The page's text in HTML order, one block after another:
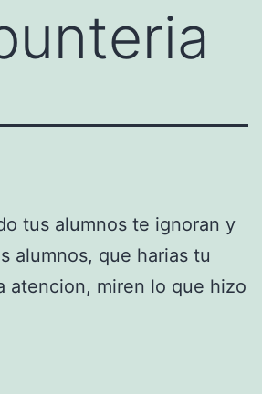
tus alumnos te ignoran y
alumnos, que harias tu
atencion, miren lo que hizo